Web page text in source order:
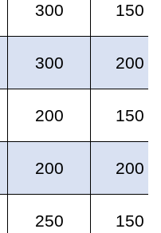
300 150
300 200
200 150
200 200
250 150